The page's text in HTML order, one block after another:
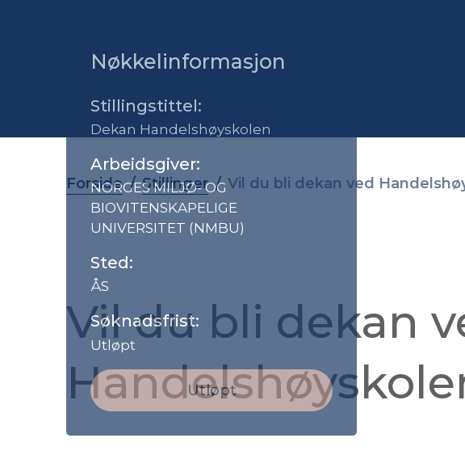
Forside Stillinger Vil du bli dekan ved
Vil du bli dekan
Nøkkelinformasjon
Stillingstittel:
Dekan Handelshøyskolen
Arbeidsgiver:
NORGES MILJØ- OG
BIOVITENSKAPELIGE
UNIVERSITET (NMBU)
Sted:
ÅS
Søknadsfrist:
Utløpt
Utløpt